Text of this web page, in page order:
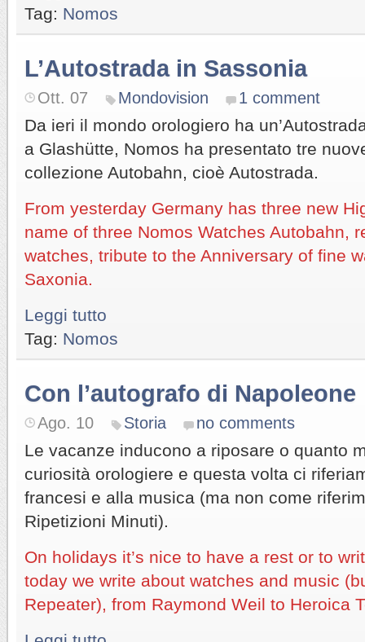
Tag: Nomos
L’Autostrada in Sassonia
Ott. 07 Mondovision 1 comment
Da ieri il mondo orologiero ha
a Glashütte, Nomos ha presentato tre
collezione Autobahn, cioè Autostrada.
From yesterday Germany has three new
name of three Nomos Watches Autobahn,
watches, tribute to the Anniversary of fine
Saxonia.
Leggi tutto
Tag: Nomos
Con l’autografo di Napoleone
Ago. 10 Storia no comments
Le vacanze inducono a riposare o quanto
curiosità orologiere e questa volta ci
francesi e alla musica (ma non come
Ripetizioni Minuti).
On holidays it’s nice to have a rest or to
today we write about watches and music
Repeater), from Raymond Weil to Heroica